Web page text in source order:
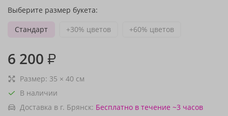
Выберите размер букета:
Стандарт
+30% цветов +60% цветов
6 200 ₽
Размер: 35 × 40 см
В наличии
Доставка в г. Брянск: Бесплатно в течение ~3 часов